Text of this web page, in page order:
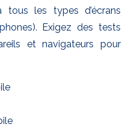
tous les types d’écrans
Exigez des tests
et navigateurs pour